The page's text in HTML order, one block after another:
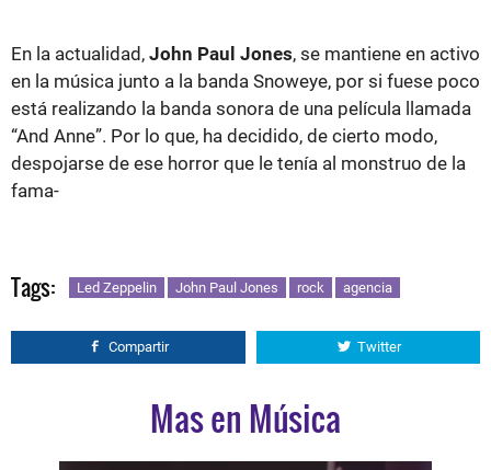
En la actualidad, John Paul Jones, se mantiene en activo
en la música junto a la banda Snoweye, por si fuese poco
está realizando la banda sonora de una película llamada
“And Anne”. Por lo que, ha decidido, de cierto modo,
despojarse de ese horror que le tenía al monstruo de la
fama-
Tags: Led Zeppelin John Paul Jones rock agencia
Compartir Twitter
Mas en Música